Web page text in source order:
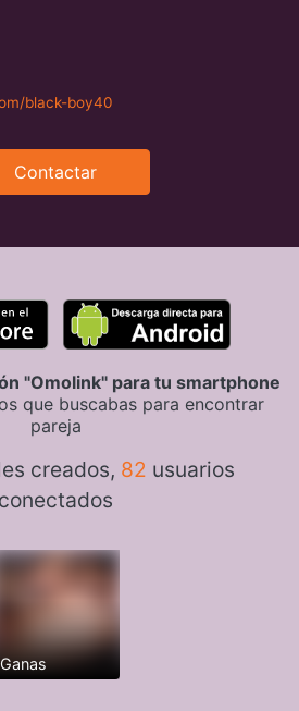
black-boy40
Contactar
"Omolink" para tu smartphone
que buscabas para encontrar
pareja
creados, 82 usuarios
conectados
Ganas